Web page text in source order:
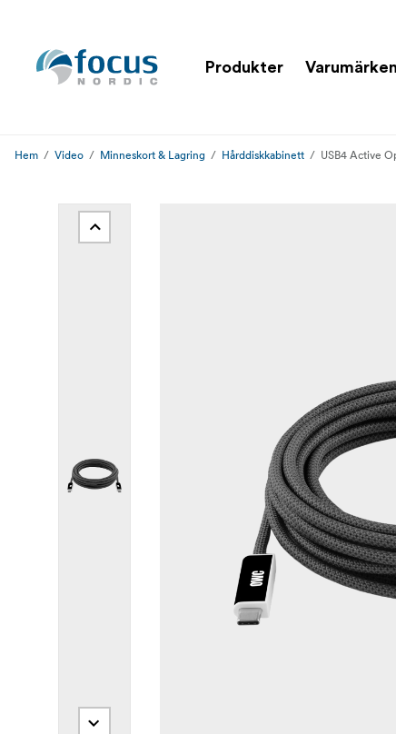
Produkter Varumärken
Hem Video Minneskort & Lagring Hårddiskkabinett USB4 Active